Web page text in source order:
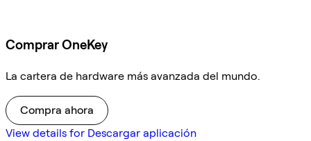
Comprar OneKey
La cartera de hardware más avanzada del mundo.
Compra ahora
View details for Descargar aplicación